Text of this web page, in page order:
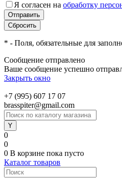
Я согласен на обработку
* - Поля, обязательные для
Сообщение отправлено
Ваше сообщение успешно
Закрыть окно
+7 (995) 607 17 07
brasspiter@gmail.com
0
0
0 В корзине пока пусто
Каталог товаров